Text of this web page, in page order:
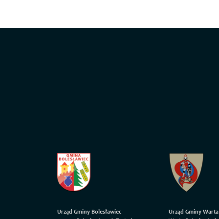
Urząd Gminy Bolesławiec
Urząd Gminy Warta